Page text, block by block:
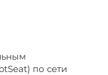
по сети